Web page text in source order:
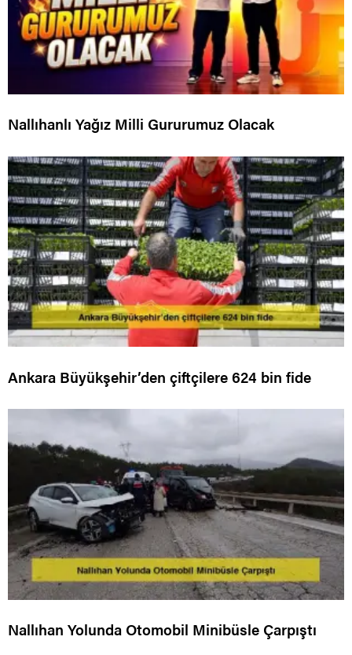
Nallıhanlı Yağız Milli Gururumuz Olacak
Ankara Büyükşehir’den çiftçilere 624 bin fide
Nallıhan Yolunda Otomobil Minibüsle Çarpıştı